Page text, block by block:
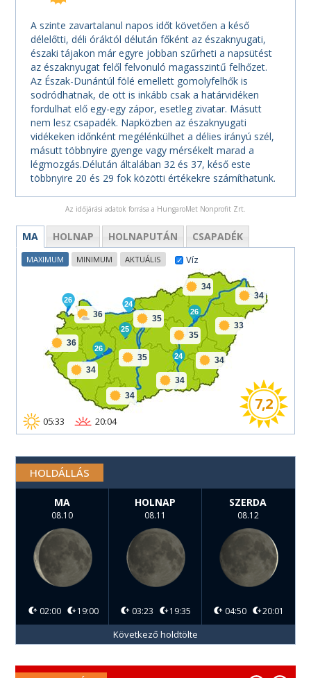
A szinte zavartalanul napos időt követően a késő
délelőtti, déli óráktól délután főként az északnyugati,
északi tájakon már egyre jobban szűrheti a napsütést
az északnyugat felől felvonuló magasszintű felhőzet.
Az Észak-Dunántúl fölé emellett gomolyfelhők is
sodródhatnak, de ott is inkább csak a határvidéken
fordulhat elő egy-egy zápor, esetleg zivatar. Másutt
nem lesz csapadék. Napközben az északnyugati
vidékeken időnként megélénkülhet a délies irányú szél,
másutt többnyire gyenge vagy mérsékelt marad a
légmozgás.Délután általában 32 és 37, késő este
többnyire 20 és 29 fok közötti értékekre számíthatunk.
Az időjárási adatok forrása a HungaroMet Nonprofit Zrt.
MA HOLNAP HOLNAPUTÁN CSAPADÉK
36
36
34
35
34
34
35
35
34
34
33
34
26
26
25
24
24
26
05:33 20:04
7,2
Víz
MAXIMUM MINIMUM AKTUÁLIS
HOLDÁLLÁS
MA
08.10
02:00 19:00
HOLNAP
08.11
03:23 19:35
SZERDA
08.12
04:50 20:01
Következő holdtölte